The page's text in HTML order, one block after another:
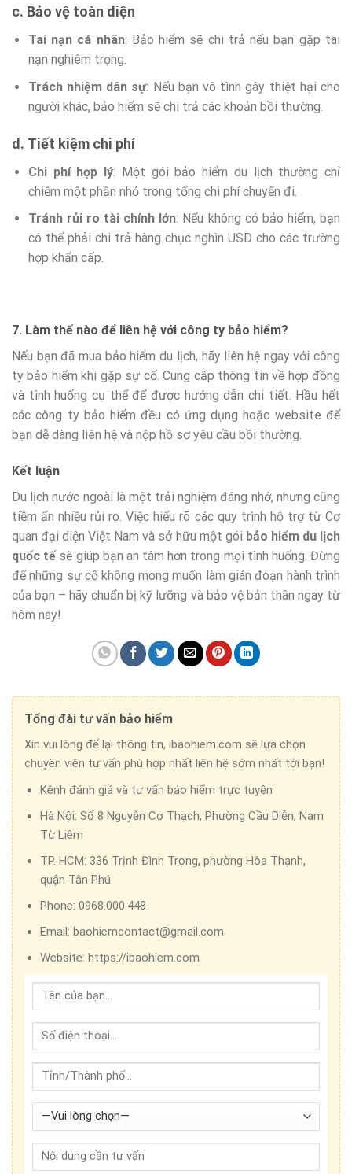
c. Bảo vệ toàn diện
Tai nạn cá nhân: Bảo hiểm sẽ chi trả nếu bạn gặp tai
nạn nghiêm trọng.
Trách nhiệm dân sự: Nếu bạn vô tình gây thiệt hại cho
người khác, bảo hiểm sẽ chi trả các khoản bồi thường.
d. Tiết kiệm chi phí
Chi phí hợp lý: Một gói bảo hiểm du lịch thường chỉ
chiếm một phần nhỏ trong tổng chi phí chuyến đi.
Tránh rủi ro tài chính lớn: Nếu không có bảo hiểm, bạn
có thể phải chi trả hàng chục nghìn USD cho các trường
hợp khẩn cấp.
7. Làm thế nào để liên hệ với công ty bảo hiểm?
Nếu bạn đã mua bảo hiểm du lịch, hãy liên hệ ngay với công
ty bảo hiểm khi gặp sự cố. Cung cấp thông tin về hợp đồng
và tình huống cụ thể để được hướng dẫn chi tiết. Hầu hết
các công ty bảo hiểm đều có ứng dụng hoặc website để
bạn dễ dàng liên hệ và nộp hồ sơ yêu cầu bồi thường.
Kết luận
Du lịch nước ngoài là một trải nghiệm đáng nhớ, nhưng cũng
tiềm ẩn nhiều rủi ro. Việc hiểu rõ các quy trình hỗ trợ từ Cơ
quan đại diện Việt Nam và sở hữu một gói bảo hiểm du lịch
quốc tếsẽ giúp bạn an tâm hơn trong mọi tình huống. Đừng
để những sự cố không mong muốn làm gián đoạn hành trình
của bạn – hãy chuẩn bị kỹ lưỡng và bảo vệ bản thân ngay từ
hôm nay!
Tổng đài tư vấn bảo hiểm
Xin vui lòng để lại thông tin, ibaohiem.com sẽ lựa chọn
chuyên viên tư vấn phù hợp nhất liên hệ sớm nhất tới bạn!
Kênh đánh giá và tư vấn bảo hiểm trực tuyến
Hà Nội: Số 8 Nguyễn Cơ Thạch, Phường Cầu Diễn, Nam
Từ Liêm
TP. HCM: 336 Trịnh Đình Trọng, phường Hòa Thạnh,
quận Tân Phú
Phone: 0968.000.448
Email: baohiemcontact@gmail.com
Website: https://ibaohiem.com